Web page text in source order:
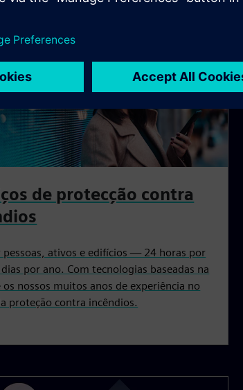
de protecção contra
pessoas, ativos e edifícios — 24 horas por
por ano. Com tecnologias baseadas na
os nossos muitos anos de experiência no
proteção contra incêndios.